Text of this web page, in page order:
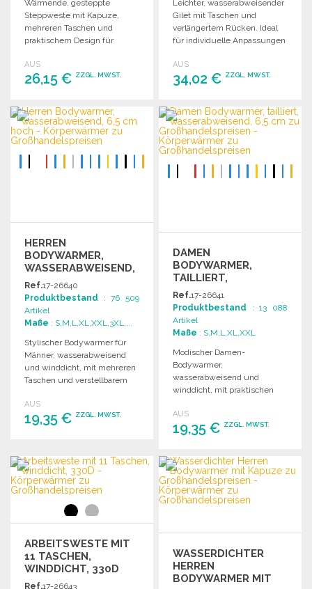
Wärmende, gesteppte
Steppweste mit Kapuze,
mehreren Taschen und
praktischem Design für
Funktionalität.
AUS
26,15 € ZZGL. MWST.
BESTELLEN
Angebot anfordern
Leichter, wasserabweisender
Gilet mit Taschen und
verlängertem Rücken. Ideal
für individuelle Anpassungen
AUS
34,02 € ZZGL. MWST.
BESTELLEN
Angebot anfordern
HERREN
BODYWARMER,
WASSERABWEISEND,
6,5 CM HOCH
Ref.17-26640
Produktbestand : 76 509
Artikel
Maße : S,M,L,XL,XXL,3XL,...
Stylischer Bodywarmer für
Männer, wasserabweisend
und winddicht, mit mehreren
Taschen und verstellbarem
AUS
19,35 € ZZGL. MWST.
Angebot anfordern
DAMEN
BODYWARMER,
TAILLIERT,
WASSERABWEISEND,
6,5 CM ZU
GROSSHANDELSPREISEN
Ref.17-26641
Produktbestand : 13 088
Artikel
Maße : S,M,L,XL,XXL
Modischer Damen-
Bodywarmer,
wasserabweisend und
winddicht, mit praktischen
Taillenzug für optimalen
Tragekomfort.
AUS
19,35 € ZZGL. MWST.
BESTELLEN
Angebot anfordern
ARBEITSWESTE MIT
11 TASCHEN,
WINDDICHT, 330D
Ref.17-26643
WASSERDICHTER
HERREN
BODYWARMER MIT